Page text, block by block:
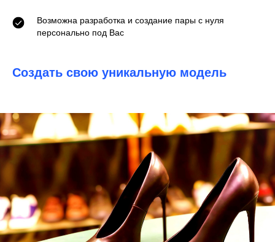
Возможна разработка и создание пары с нуля
персонально под Вас
Создать свою уникальную модель